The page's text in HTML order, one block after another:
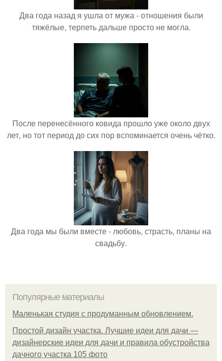
Два года назад я ушла от мужа - отношения были
тяжёлые, терпеть дальше просто не могла.
После перенесённого ковида прошло уже около двух
лет, но тот период до сих пор вспоминается очень чётко.
Два года мы были вместе - любовь, страсть, планы на
свадьбу.
Популярные материалы
Маленькая студия с продуманным обновлением.
Простой дизайн участка. Лучшие идеи для дачи —
дизайнерские идеи для дачи и правила обустройства
дачного участка 105 фото